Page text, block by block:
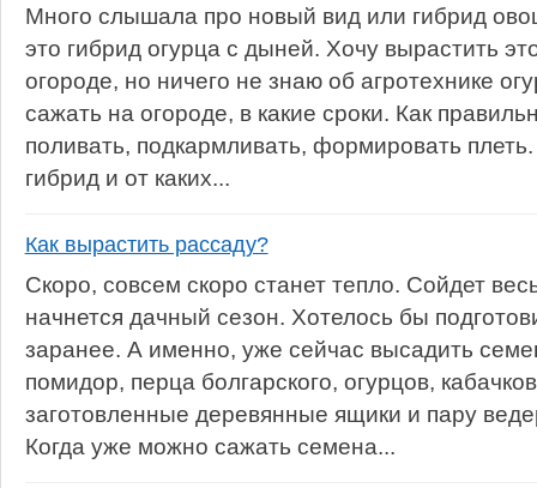
Много слышала про новый вид или гибрид
это гибрид огурца с дыней. Хочу вырастить
огороде, но ничего не знаю об агротехнике
сажать на огороде, в какие сроки. Как
поливать, подкармливать, формировать
гибрид и от каких...
Как вырастить рассаду?
Скоро, совсем скоро станет тепло. Сойдет
начнется дачный сезон. Хотелось бы
заранее. А именно, уже сейчас высадить
помидор, перца болгарского, огурцов,
заготовленные деревянные ящики и пару
Когда уже можно сажать семена...